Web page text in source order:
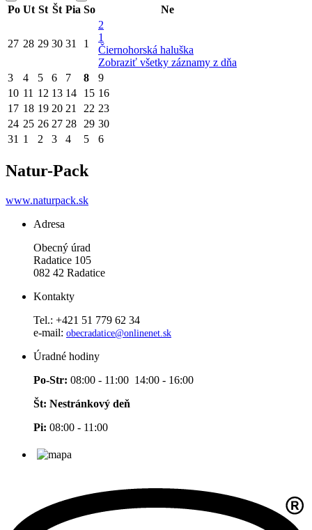
Po Ut St Št Pia So Ne
27 28 29 30 31 1
2
1
Čiernohorská haluška
Zobraziť všetky záznamy z dňa
3
4 5 6 7 8
9
10 11 12 13 14 15 16
17 18 19 20 21 22 23
24 25 26 27 28 29 30
31 1 2 3 4 5 6
Natur-Pack
www.naturpack.sk
Adresa
Obecný úrad
Radatice 105
082 42 Radatice
Kontakty
Tel.: +421 51 779 62 34
e-mail: obecradatice@onlinenet.sk
Úradné hodiny
Po-Str: 08:00 - 11:00 14:00 - 16:00
Št: Nestránkový deň
Pi: 08:00 - 11:00